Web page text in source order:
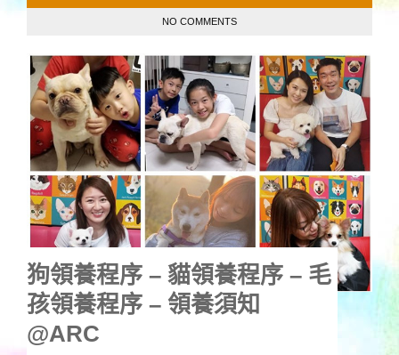
NO COMMENTS
狗領養程序 – 貓領養程序 – 毛
孩領養程序 – 領養須知
@ARC